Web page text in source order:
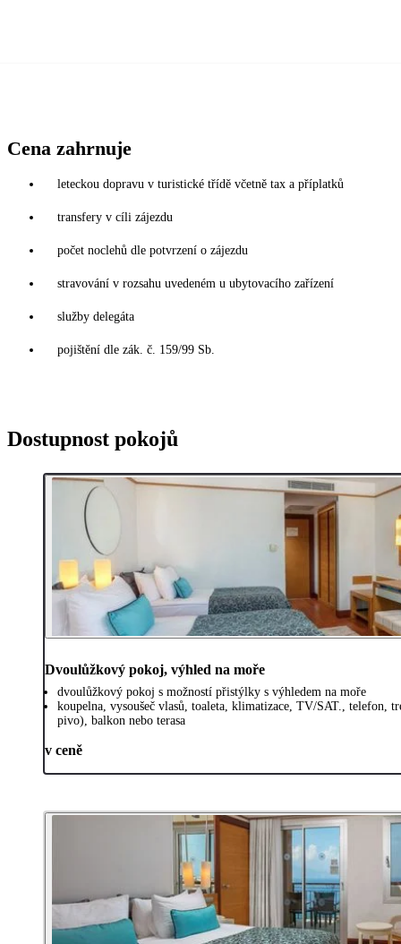
Cena zahrnuje
leteckou dopravu v turistické třídě včetně tax a příplatků
transfery v cíli zájezdu
počet noclehů dle potvrzení o zájezdu
stravování v rozsahu uvedeném u ubytovacího zařízení
služby delegáta
pojištění dle zák. č. 159/99 Sb.
Dostupnost pokojů
Dvoulůžkový pokoj, výhled na moře
dvoulůžkový pokoj s možností přistýlky s výhledem na moře
koupelna, vysoušeč vlasů, toaleta, klimatizace, TV/SAT., telefon,
pivo), balkon nebo terasa
v ceně